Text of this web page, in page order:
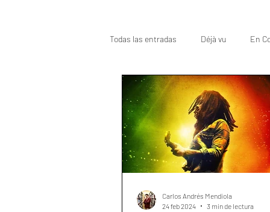
Todas las entradas Déjà vu En
Oscar Top
Carlos Andrés Mendiola
24 feb 2024
3 min de lectura